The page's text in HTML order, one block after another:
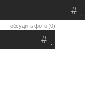
.
#
обсудить фото (0)
.
#